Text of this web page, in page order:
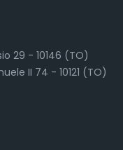
29 - 10146 (TO)
II 74 - 10121 (TO)